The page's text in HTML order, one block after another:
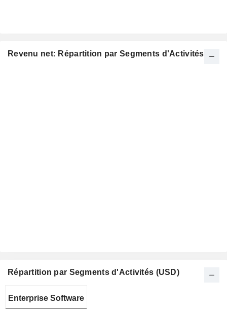
Revenu net: Répartition par Segments d'Activités
Répartition par Segments d'Activités (USD)
Fiscale:
Enterprise Software